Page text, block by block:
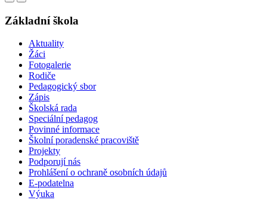
Základní škola
Aktuality
Žáci
Fotogalerie
Rodiče
Pedagogický sbor
Zápis
Školská rada
Speciální pedagog
Povinné informace
Školní poradenské pracoviště
Projekty
Podporují nás
Prohlášení o ochraně osobních údajů
E-podatelna
Výuka